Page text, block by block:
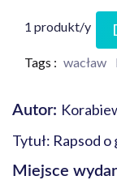
1 produkt/y
Tags : wacław
Autor:
Tytuł: Rapsod
Miejsce